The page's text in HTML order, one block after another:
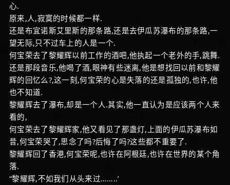
心.
原来,人,寂寞的时候都一样.
还是布宜诺斯艾里斯的那条路,还是去伊瓜苏瀑布的那条路,一
望无际,只不过车上的人是一个.
何宝荣去了黎耀辉以前工作的酒吧,他执起一个老外的手,跳舞.
还是那段音乐,他喝了酒,眼神有些迷离,他是想找回以前和黎耀
辉的回忆么?,这一刻,何宝荣的心是失落的还是孤独的,也许,他
也不知道.
黎耀辉去了瀑布,却是一个人.其实,他一直认为是应该两个人来
看的,
何宝荣去了黎耀辉家,他又看见了那盏灯,上面的伊瓜苏瀑布如
昔,何宝荣哭了,思念了吗?后悔了吗?这些都不重要了.
黎耀辉回了香港,何宝荣呢,也许在阿根廷,也许在世界的某个角
落.
“黎耀辉,不如我们从头来过……..’